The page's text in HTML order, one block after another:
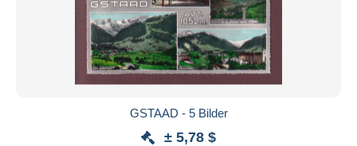
GSTAAD - 5 Bilder
± 5,78 $